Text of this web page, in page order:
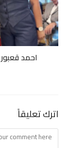
احمد
اترك تعليقاً